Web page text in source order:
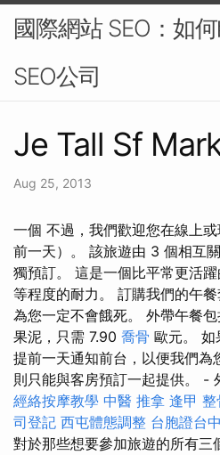
國際網站 SEO：如
SEO公司
Je Tall Sf
Aug 25, 2013
一個 不過，我們歡迎您在線上
前一天）。 該旅遊由 3 個相互
獨預訂。 這是一個比平常更活
等程度的耐力。 訂購我們的午
為您一定不會餓死。 外帶午餐
果泥，只需 7.90 喬骨 歐元。 如
提前一天通知前台，以便我們為
則只能與客房預訂一起提供。 -
經絡按摩教學 中醫 推拿 逢甲 整
司登記 西屯體態調整 台胞證台中
對於那些想要參加旅遊的所有三